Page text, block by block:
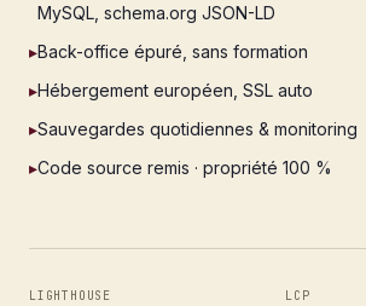
MySQL, schema.org JSON-LD
▸Back-office épuré, sans formation
▸Hébergement européen, SSL auto
▸Sauvegardes quotidiennes & monitoring
▸Code source remis · propriété 100 %
LIGHTHOUSE LCP